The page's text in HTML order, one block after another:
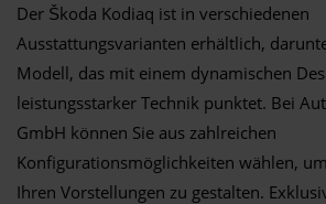
Der Škoda Kodiaq ist in verschiedenen
Ausstattungsvarianten erhältlich,
Modell, das mit einem dynamischen
leistungsstarker Technik punktet. Bei
GmbH können Sie aus zahlreichen
Konfigurationsmöglichkeiten wählen,
Ihren Vorstellungen zu gestalten.